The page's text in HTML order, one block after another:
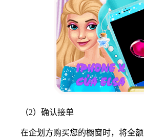
（2）确认接单
在企划方购买您的橱窗时，将全额